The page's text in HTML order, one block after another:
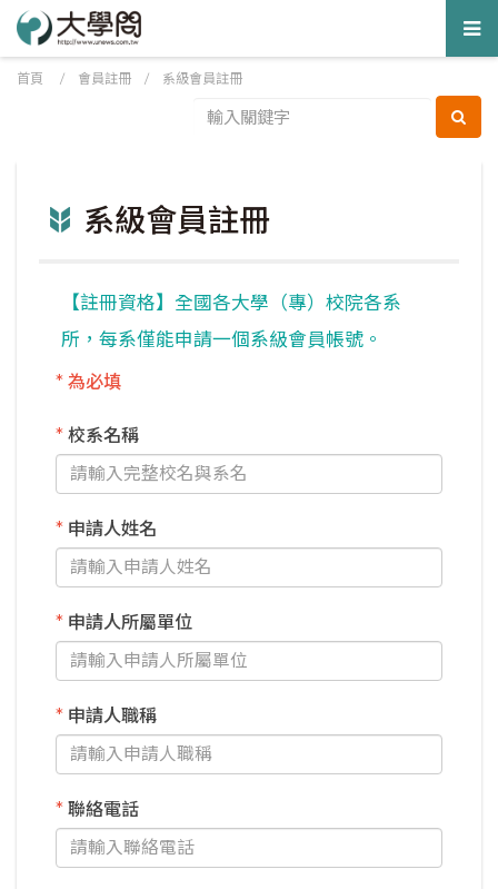
首頁 / 會員註冊 / 系級會員註冊
系級會員註冊
【註冊資格】全國各大學（專）校院各系
所，每系僅能申請一個系級會員帳號。
* 為必填
* 校系名稱
* 申請人姓名
* 申請人所屬單位
* 申請人職稱
* 聯絡電話